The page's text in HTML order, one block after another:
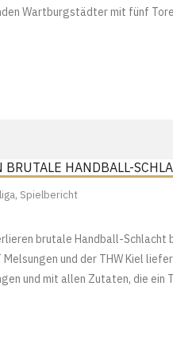
Wartburgstädter mit fünf
BRUTALE HANDBALL-
, Spielbericht
brutale Handball-Schlacht
Melsungen und der THW Kiel
und mit allen Zutaten, die